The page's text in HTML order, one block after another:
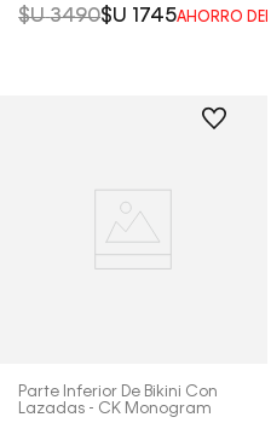
$U 3490$U 1745AHORRO DEL
Parte Inferior De Bikini Con
Lazadas - CK Monogram